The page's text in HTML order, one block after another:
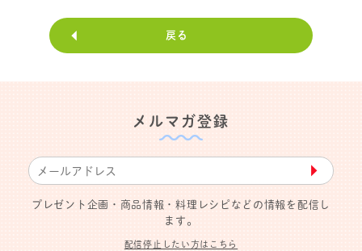
戻る
メルマガ登録
▶︎
プレゼント企画・商品情報・料理レシピなどの情報を配信し
ます。
配信停止したい方はこちら